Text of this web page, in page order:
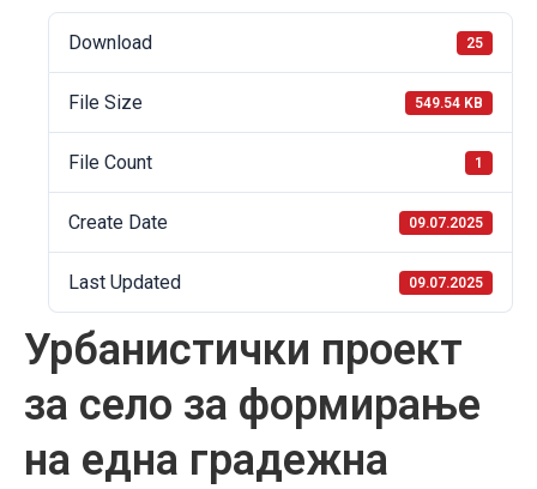
Download 25
File Size 549.54 KB
File Count 1
Create Date 09.07.2025
Last Updated 09.07.2025
Урбанистички проект
за село за формирање
на една градежна